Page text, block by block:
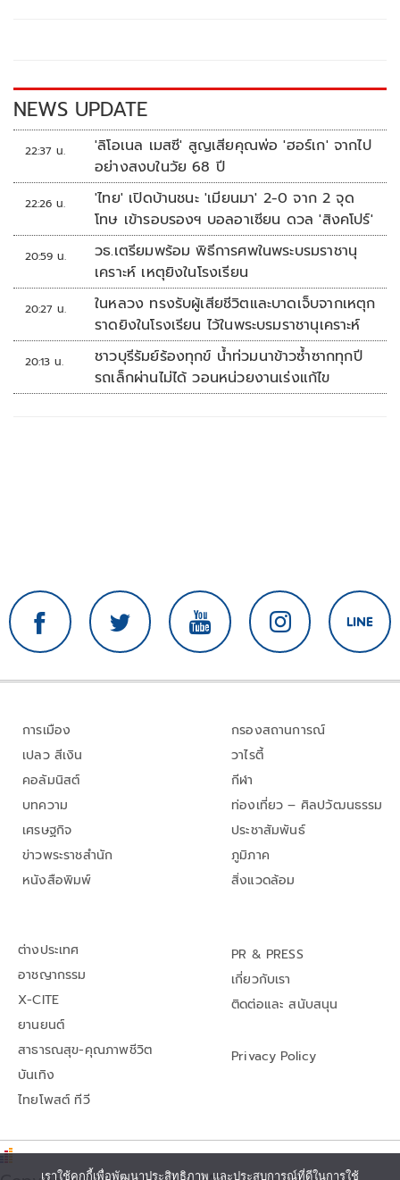
k k
NEWS UPDATE
22:37 น.
'ลิโอเนล เมสซี' สูญเสียคุณพ่อ 'ฮอร์เก' จากไป
อย่างสงบในวัย 68 ปี
22:26 น.
'ไทย' เปิดบ้านชนะ 'เมียนมา' 2-0 จาก 2 จุด
โทษ เข้ารอบรองฯ บอลอาเซียน ดวล 'สิงคโปร์'
20:59 น.
วธ.เตรียมพร้อม พิธีการศพในพระบรมราชานุ
เคราะห์ เหตุยิงในโรงเรียน
20:27 น.
ในหลวง ทรงรับผู้เสียชีวิตและบาดเจ็บจากเหตุก
ราดยิงในโรงเรียน ไว้ในพระบรมราชานุเคราะห์
20:13 น.
ชาวบุรีรัมย์ร้องทุกข์ น้ำท่วมนาข้าวซ้ำซากทุกปี
รถเล็กผ่านไม่ได้ วอนหน่วยงานเร่งแก้ไข
การเมือง
เปลว สีเงิน
คอลัมนิสต์
บทความ
เศรษฐกิจ
ข่าวพระราชสำนัก
หนังสือพิมพ์
กรองสถานการณ์
วาไรตี้
กีฬา
ท่องเที่ยว – ศิลปวัฒนธรรม
ประชาสัมพันธ์
ภูมิภาค
สิ่งแวดล้อม
ต่างประเทศ
อาชญากรรม
X-CITE
ยานยนต์
สาธารณสุข-คุณภาพชีวิต
บันเทิง
ไทยโพสต์ ทีวี
PR & PRESS
เกี่ยวกับเรา
ติดต่อและ สนับสนุน
Privacy Policy
เราใช้คุกกี้เพื่อพัฒนาประสิทธิภาพ และประสบการณ์ที่ดีในการใช้